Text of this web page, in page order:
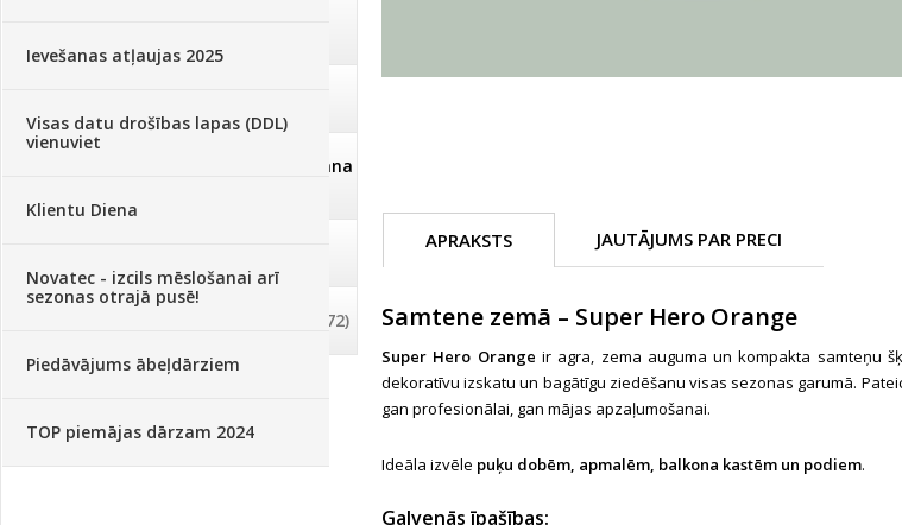
Ievešanas atļaujas 2025
Visas datu drošības lapas (DDL)
vienuviet
Klientu Diena
Novatec - izcils mēslošanai arī
sezonas otrajā pusē!
Piedāvājums ābeļdārziem
TOP piemājas dārzam 2024
Dezinfekcija, tīrīšana, mazgāšana
(72)
APRAKSTS JAUTĀJUMS PAR PRECI
Samtene zemā – Super Hero Orange
Super Hero Orange ir agra, zema auguma un kompakta samteņu
dekoratīvu izskatu un bagātīgu ziedēšanu visas sezonas garumā.
gan profesionālai, gan mājas apzaļumošanai.
Ideāla izvēle puķu dobēm, apmalēm, balkona kastēm un podiem.
Galvenās īpašības: